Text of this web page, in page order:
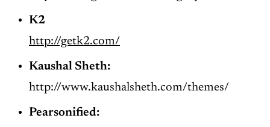
K2
http://getk2.com/
Kaushal Sheth:
http://www.kaushalsheth.com/themes/
Pearsonified: